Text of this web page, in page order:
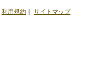
利用規約 サイトマップ